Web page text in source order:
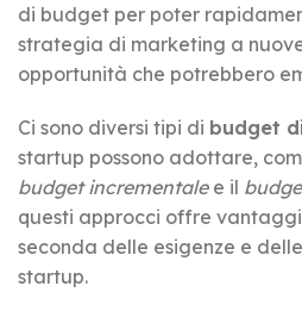
di budget per poter
strategia di marketing a
opportunità che potrebbero
Ci sono diversi tipi di budget
startup possono adottare,
budget incrementalee il
questi approcci offre
seconda delle esigenze e
startup.